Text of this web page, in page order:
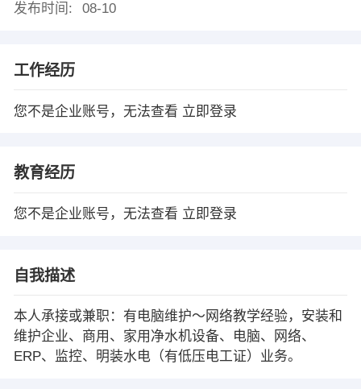
发布时间:
08-10
工作经历
您不是企业账号，无法查看 立即登录
教育经历
您不是企业账号，无法查看 立即登录
自我描述
本人承接或兼职：有电脑维护～网络教学经验，安装和
维护企业、商用、家用净水机设备、电脑、网络、
ERP、监控、明装水电（有低压电工证）业务。